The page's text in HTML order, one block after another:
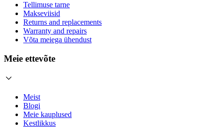
Tellimuse tarne
Makseviisid
Returns and replacements
Warranty and repairs
Võta meiega ühendust
Meie ettevõte
Meist
Blogi
Meie kauplused
Kestlikkus